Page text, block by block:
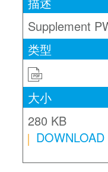
Supplement
PDF
280 KB
DOWNLOAD